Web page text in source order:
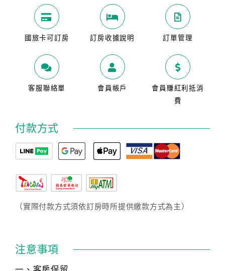
國旅卡可訂房 訂房收據說明 訂單管理
客服聯絡單 會員帳戶
會員賺紅利抵消
費
付款方式
（實際付款方式須依訂房時所提供繳款方式為主）
注意事項